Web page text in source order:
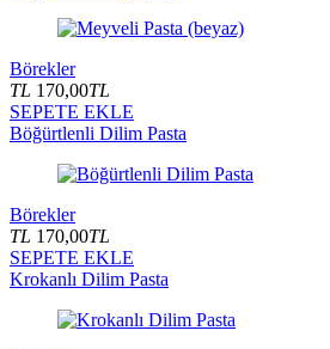
Börekler
TL 170,00TL
SEPETE EKLE
Böğürtlenli Dilim Pasta
Börekler
TL 170,00TL
SEPETE EKLE
Krokanlı Dilim Pasta